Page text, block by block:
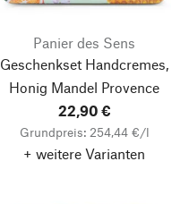
Panier des Sens
Geschenkset Handcremes,
Honig Mandel Provence
22,90 €
Grundpreis: 254,44 €/l
+ weitere Varianten